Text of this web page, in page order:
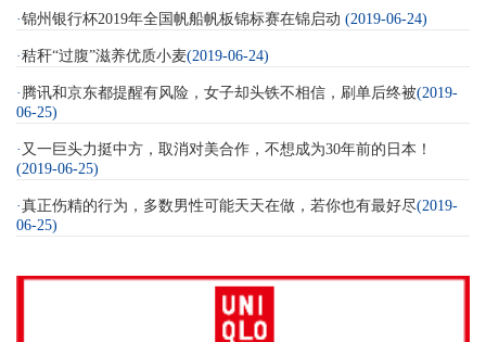
·锦州银行杯2019年全国帆船帆板锦标赛在锦启动 (2019-06-24)
·秸秆“过腹”滋养优质小麦(2019-06-24)
· 腾讯和京东都提醒有风险，女子却头铁不相信，刷单后终被(2019-
06-25)
· 又一巨头力挺中方，取消对美合作，不想成为30年前的日本！
(2019-06-25)
·真正伤精的行为，多数男性可能天天在做，若你也有最好尽(2019-
06-25)